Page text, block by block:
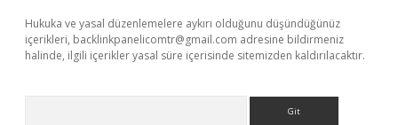
Hukuka ve yasal düzenlemelere aykırı olduğunu düşündüğünüz
içerikleri, backlinkpanelicomtr@gmail.com adresine bildirmeniz
halinde, ilgili içerikler yasal süre içerisinde sitemizden kaldırılacaktır.